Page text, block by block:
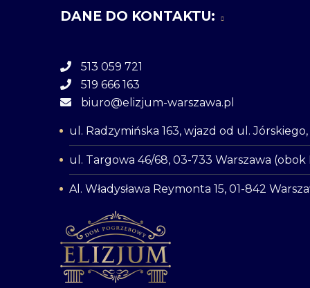
DANE DO KONTAKTU:
513 059 721
519 666 163
biuro@elizjum-warszawa.pl
ul. Radzymińska 163, wjazd od ul.
ul. Targowa 46/68, 03-733 Warszawa
Al. Władysława Reymonta 15, 01-842